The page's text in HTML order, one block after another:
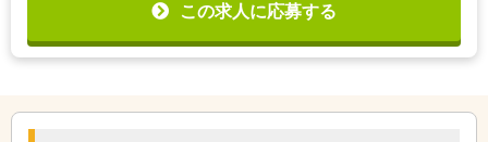
この求人に応募する